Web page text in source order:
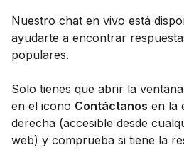
Nuestro chat en vivo está
ayudarte a encontrar
populares.
Solo tienes que abrir la
en el icono Contáctanos en la
derecha (accesible desde
web) y comprueba si tiene la